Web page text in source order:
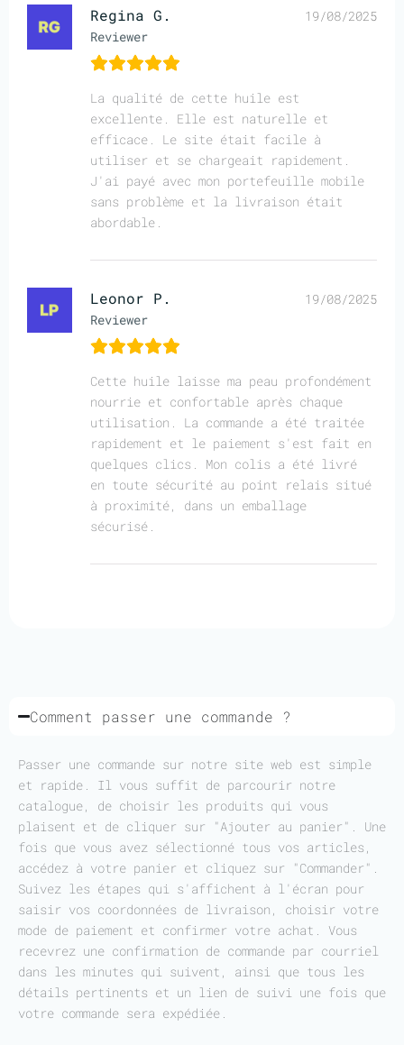
Regina G.
Reviewer
19/08/2025
La qualité de cette huile est
excellente. Elle est naturelle et
efficace. Le site était facile à
utiliser et se chargeait rapidement.
J'ai payé avec mon portefeuille mobile
sans problème et la livraison était
abordable.
Leonor P.
Reviewer
19/08/2025
Cette huile laisse ma peau profondément
nourrie et confortable après chaque
utilisation. La commande a été traitée
rapidement et le paiement s'est fait en
quelques clics. Mon colis a été livré
en toute sécurité au point relais situé
à proximité, dans un emballage
sécurisé.
Comment passer une commande ?
Passer une commande sur notre site web est simple
et rapide. Il vous suffit de parcourir notre
catalogue, de choisir les produits qui vous
plaisent et de cliquer sur "Ajouter au panier". Une
fois que vous avez sélectionné tous vos articles,
accédez à votre panier et cliquez sur "Commander".
Suivez les étapes qui s'affichent à l'écran pour
saisir vos coordonnées de livraison, choisir votre
mode de paiement et confirmer votre achat. Vous
recevrez une confirmation de commande par courriel
dans les minutes qui suivent, ainsi que tous les
détails pertinents et un lien de suivi une fois que
votre commande sera expédiée.